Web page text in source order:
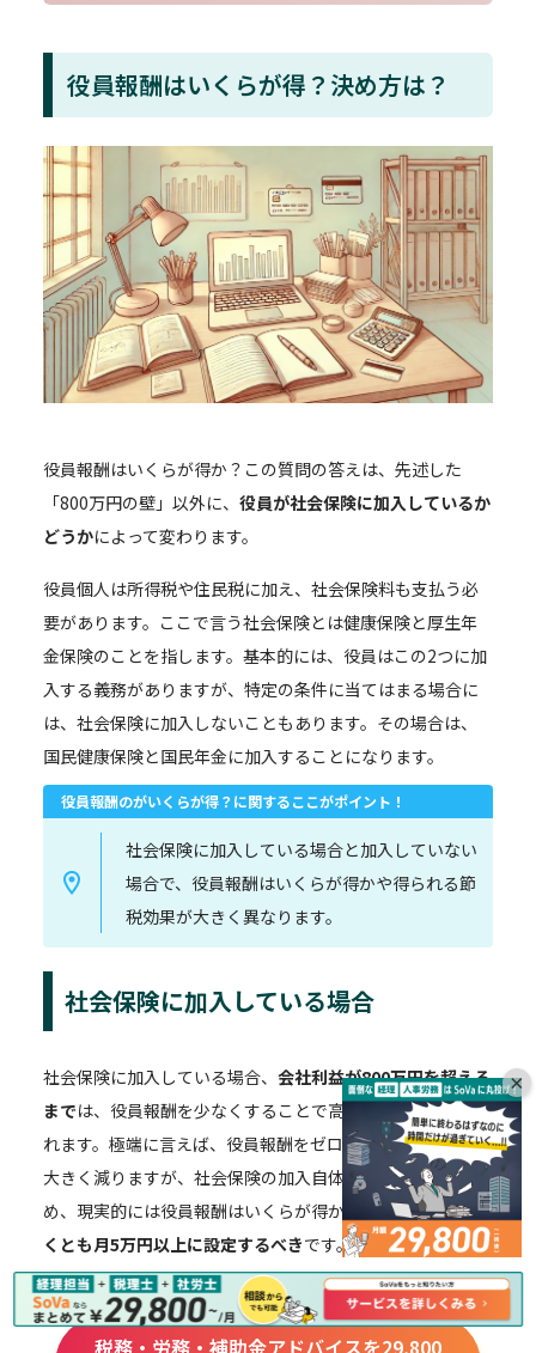
役員報酬はいくらが得？決め方は？
役員報酬はいくらが得か？この質問の答えは、先述した
「800万円の壁」以外に、 役員が社会保険に加入しているか
どうかによって変わります。
役員個人は所得税や住民税に加え、社会保険料も支払う必
要があります。ここで言う社会保険とは健康保険と厚生年
金保険のことを指します。基本的には、役員はこの2つに加
入する義務がありますが、特定の条件に当てはまる場合に
は、社会保険に加入しないこともあります。その場合は、
国民健康保険と国民年金に加入することになります。
役員報酬のがいくらが得？に関するここがポイント！
社会保険に加入している場合と加入していない
場合で、役員報酬はいくらが得かや得られる節
税効果が大きく異なります。
社会保険に加入している場合
社会保険に加入している場合、 会社利益が800万円を超える
までは、役員報酬を少なくすることで高い節税効果が得ら
れます。極端に言えば、役員報酬をゼロにすれば税負担が
大きく減りますが、社会保険の加入自体が問題になるた
め、現実的には役員報酬はいくらが得かについては、少な
くとも月5万円以上に設定するべきです。
\役員報酬の適正額も相談可能！/
×